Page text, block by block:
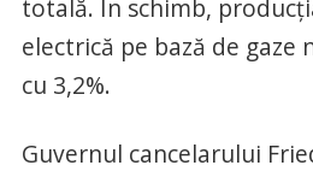
totală. În schimb,
electrică pe bază de gaze
cu 3,2%.
Guvernul cancelarului